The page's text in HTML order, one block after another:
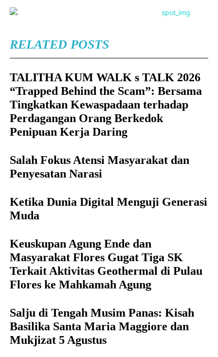
RELATED POSTS
TALITHA KUM WALK s TALK 2026
“Trapped Behind the Scam”: Bersama
Tingkatkan Kewaspadaan terhadap
Perdagangan Orang Berkedok
Penipuan Kerja Daring
Salah Fokus Atensi Masyarakat dan
Penyesatan Narasi
Ketika Dunia Digital Menguji Generasi
Muda
Keuskupan Agung Ende dan
Masyarakat Flores Gugat Tiga SK
Terkait Aktivitas Geothermal di Pulau
Flores ke Mahkamah Agung
Salju di Tengah Musim Panas: Kisah
Basilika Santa Maria Maggiore dan
Mukjizat 5 Agustus